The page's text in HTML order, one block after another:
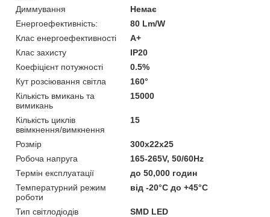
Диммування
Немає
Енергоефективність:
80 Lm/W
Клас енергоефективності
A+
Клас захисту
IP20
Коефіцієнт потужності
0.5%
Кут розсіювання світла
160°
Кількість вмикань та
вимикань
15000
Кількість циклів
ввімкнення/вимкнення
15
Розмір
300х22х25
Робоча напруга
165-265V, 50/60Hz
Термін експлуатації
до 50,000 годин
Температурний режим
роботи
від -20°C до +45°C
Тип світлодіодів
SMD LED